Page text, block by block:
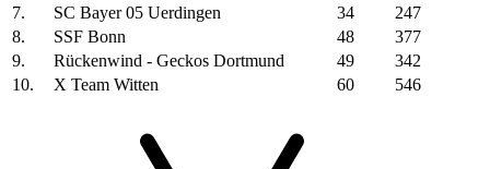
7.
SC Bayer 05 Uerdingen 34
247
8.
SSF Bonn 48
377
9.
Rückenwind - Geckos Dortmund 49
342
10.
X Team Witten 60 546